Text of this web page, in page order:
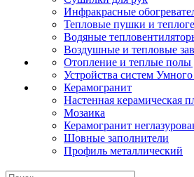
Инфракрасные
Тепловые пушки и
Водяные
Воздушные и тепловые
Отопление и теплые полы
Устройства систем
Керамогранит
Настенная керамическая
Мозаика
Керамогранит
Шовные заполнители
Профиль металлический